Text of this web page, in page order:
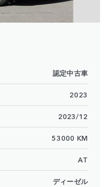
認定中古車
2023
2023/12
53000 KM
AT
ディーゼル